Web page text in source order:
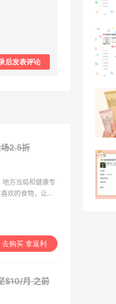
后发表评论
2.5折
方当局和健康专
欢的食物，让您
去购买 拿返利
$10/月 之前